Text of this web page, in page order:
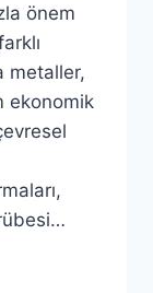
önem
metaller,
ekonomik